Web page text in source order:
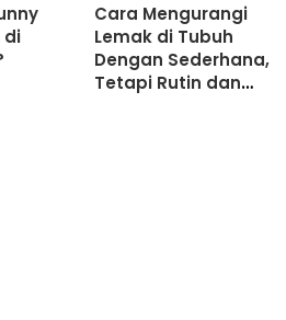
di
Cara Mengurangi
Lemak di Tubuh
Dengan Sederhana,
Tetapi Rutin dan